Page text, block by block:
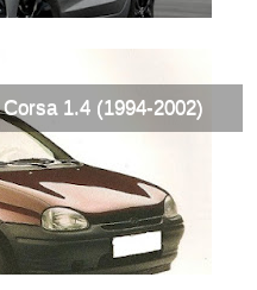
1.4 (1994-2002)